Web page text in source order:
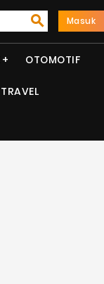
Masuk
OTOMOTIF
TRAVEL